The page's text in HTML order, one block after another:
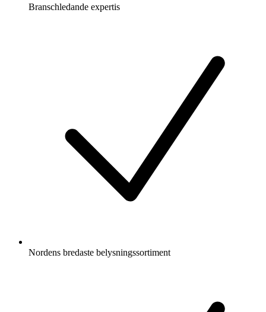
Branschledande expertis
Nordens bredaste belysningssortiment